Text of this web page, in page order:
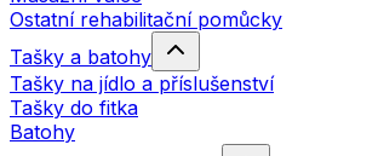
Ostatní rehabilitační pomůcky
Tašky a batohy
Tašky na jídlo a příslušenství
Tašky do fitka
Batohy